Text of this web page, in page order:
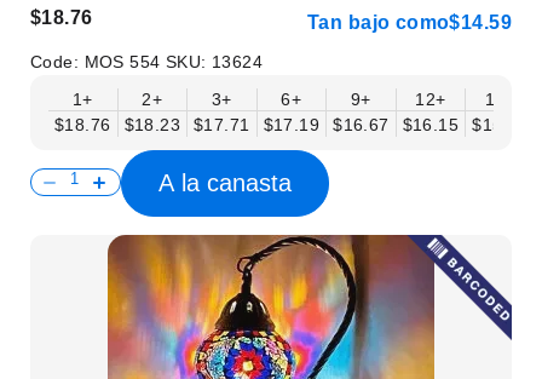
$18.76 Tan bajo como$14.59
Code: MOS 554 SKU: 13624
1+
$18.76
2+
$18.23
3+
$17.71
6+
$17.19
9+
$16.67
12+
$16.15
15+
$15.63
A la canasta